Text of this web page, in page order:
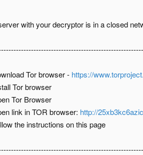
with your decryptor is in a closed
Tor browser - https://
Tor browser
Tor Browser
link in TOR browser: http://
the instructions on this page